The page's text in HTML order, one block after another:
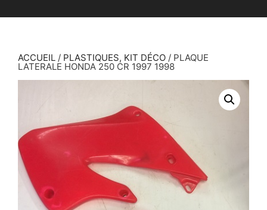
ACCUEIL / PLASTIQUES, KIT DÉCO / PLAQUE
LATERALE HONDA 250 CR 1997 1998